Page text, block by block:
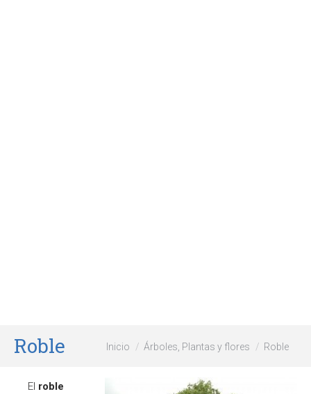
Roble Estás aquí:
Inicio Árboles, Plantas y flores Roble
El roble